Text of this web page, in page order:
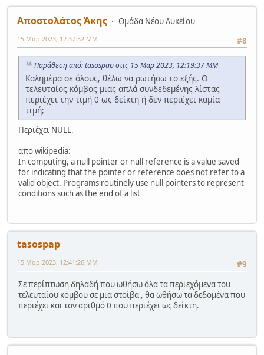
Αποστολάτος Άκης
Ομάδα Νέου Λυκείου
#8
15 Μαρ 2023, 12:37:52 ΜΜ
Παράθεση από: tasospap στις 15 Μαρ 2023, 12:19:37 ΜΜ
Καλημέρα σε όλους, θέλω να ρωτήσω το εξής. Ο
τελευταίος κόμβος μιας απλά συνδεδεμένης λίστας
περιέχει την τιμή 0 ως δείκτη ή δεν περιέχει καμία
τιμή;
Περιέχει NULL.
απο wikipedia:
In computing, a null pointer or null reference is a value saved
for indicating that the pointer or reference does not refer to a
valid object. Programs routinely use null pointers to represent
conditions such as the end of a list
tasospap
#9
15 Μαρ 2023, 12:41:26 ΜΜ
Σε περίπτωση δηλαδή που ωθήσω όλα τα περιεχόμενα του
τελευταίου κόμβου σε μια στοίβα , θα ωθήσω τα δεδομένα που
περιέχει και τον αριθμό 0 που περιέχει ως δείκτη.